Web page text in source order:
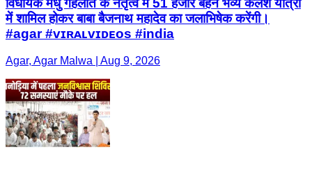
विधायक मधु गहलोत के नेतृत्व में 51 हजार बहनें भव्य कलश यात्रा
में शामिल होकर बाबा बैजनाथ महादेव का जलाभिषेक करेंगी।
#agar #ᴠɪʀᴀʟᴠɪᴅᴇᴏs #india
Agar, Agar Malwa | Aug 9, 2026